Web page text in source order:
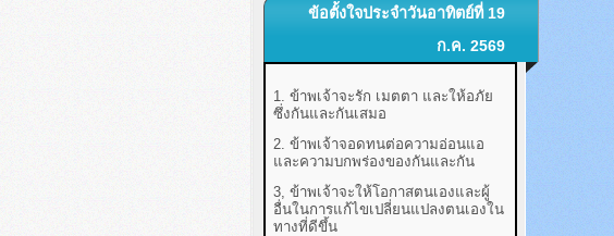
ข้อตั้งใจประจำวันอาทิตย์ที่ 19
ก.ค. 2569
1. ข้าพเจ้าจะรัก เมตตา และให้อภัย
ซึ่งกันและกันเสมอ
2. ข้าพเจ้าจอดทนต่อความอ่อนแอ
และความบกพร่องของกันและกัน
3, ข้าพเจ้าจะให้โอกาสตนเองและผู้
อื่นในการแก้ไขเปลี่ยนแปลงตนเองใน
ทางที่ดีขึ้น